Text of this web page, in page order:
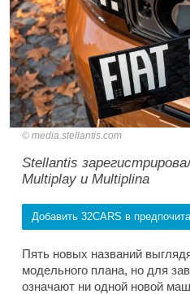
media.stellantis.com
Stellantis
Multiplay и Multiplina
Добавить 32CARS в
Пять новых названий
модельного плана, но для
означают ни одной новой